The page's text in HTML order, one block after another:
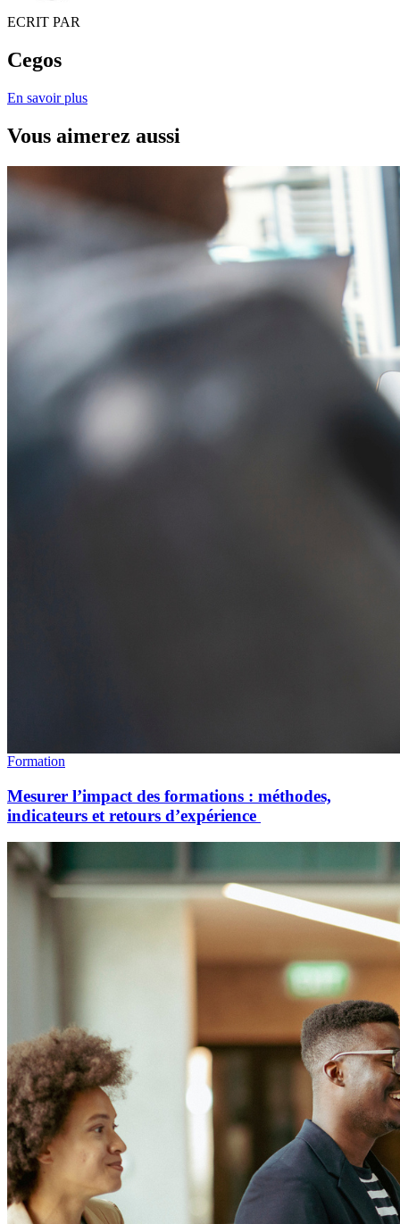
ECRIT PAR
Cegos
En savoir plus
Vous aimerez aussi
Formation
Mesurer l’impact des formations : méthodes,
indicateurs et retours d’expérience